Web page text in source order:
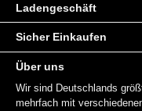
Ladengeschäft
Sicher Einkaufen
Über uns
Wir sind Deutschlands
mehrfach mit